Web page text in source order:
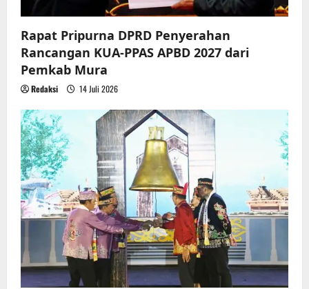
Rapat Pripurna DPRD Penyerahan
Rancangan KUA-PPAS APBD 2027 dari
Pemkab Mura
Redaksi 14 Juli 2026